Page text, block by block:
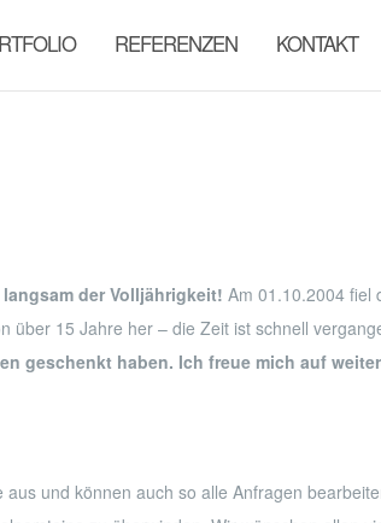
REFERENZEN KONTAKT
der Volljährigkeit! Am 01.10.2004 fiel
über 15 Jahre her – die Zeit ist schnell
geschenkt haben. Ich freue mich auf
und können auch so alle Anfragen